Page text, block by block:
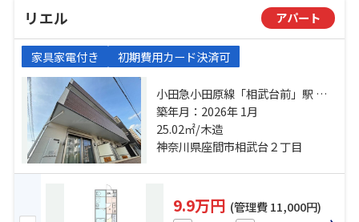
リエル アパート
家具家電付き 初期費用カード決済可
小田急小田原線「相武台前」駅 徒
歩8分 小田急小田原線「小田急相模
原」駅 徒歩27分 相模線「相武台
下」駅 バス8分 相武台前駅 停歩11
築年月：2026年 1月
25.02㎡/木造
神奈川県座間市相武台２丁目
9.9万円 (管理費 11,000円)